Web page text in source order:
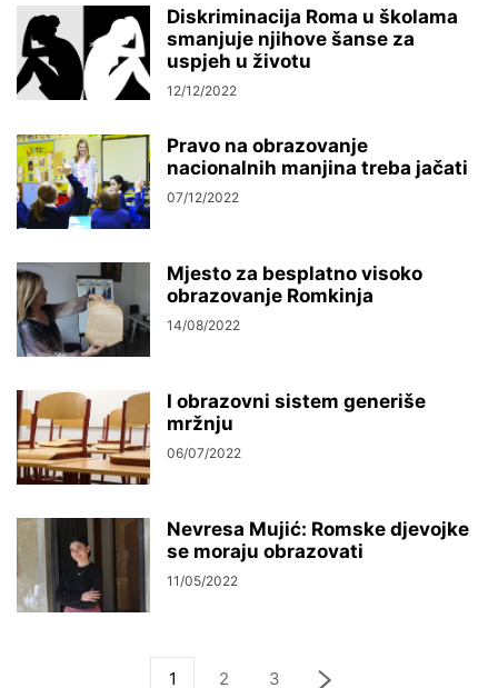
Diskriminacija Roma u školama
smanjuje njihove šanse za
uspjeh u životu
12/12/2022
Pravo na obrazovanje
nacionalnih manjina treba jačati
07/12/2022
Mjesto za besplatno visoko
obrazovanje Romkinja
14/08/2022
I obrazovni sistem generiše
mržnju
06/07/2022
Nevresa Mujić: Romske djevojke
se moraju obrazovati
11/05/2022
1 2 3